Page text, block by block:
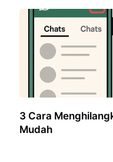
3 Cara
Mudah